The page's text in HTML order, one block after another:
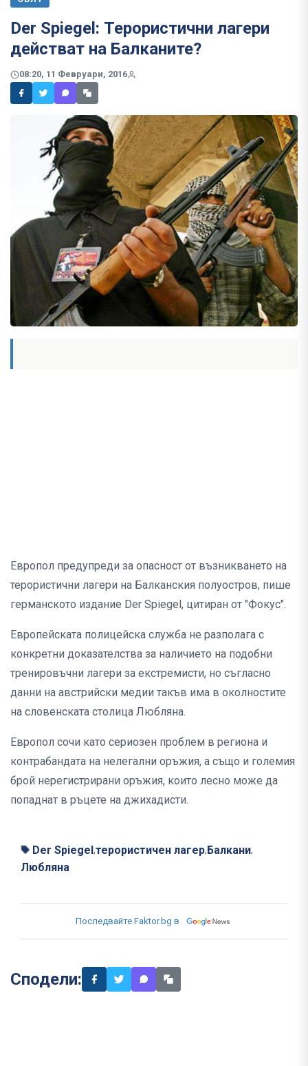
Der Spiegel: Терористични лагери
действат на Балканите?
08:20, 11 Февруари, 2016
Европол предупреди за опасност от възникването на
терористични лагери на Балканския полуостров, пише
германското издание Der Spiegel, цитиран от "Фокус".
Европейската полицейска служба не разполага с
конкретни доказателства за наличието на подобни
тренировъчни лагери за екстремисти, но съгласно
данни на австрийски медии такъв има в околностите
на словенската столица Любляна.
Европол сочи като сериозен проблем в региона и
контрабандата на нелегални оръжия, а също и големия
брой нерегистрирани оръжия, които лесно може да
попаднат в ръцете на джихадисти.
Der Spiegel,терористичен лагер,Балкани,
Любляна
Последвайте Faktor.bg в
Сподели: